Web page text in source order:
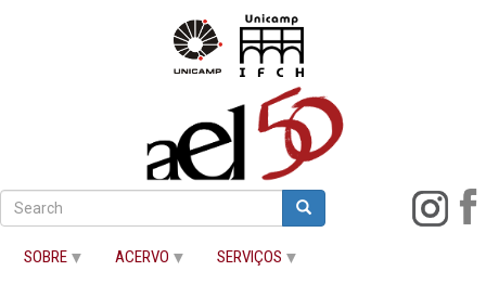
para
o
conteúdo
principal
Buscar
Search Search
SOBRE ACERVO
SERVIÇOS